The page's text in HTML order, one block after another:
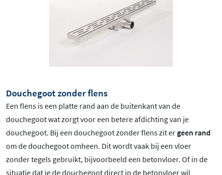
Douchegoot zonder flens
Een flens is een platte rand aan de buitenkant van de
douchegoot wat zorgt voor een betere afdichting van je
douchegoot. Bij een douchegoot zonder flens zit er geen rand
om de douchegoot omheen. Dit wordt vaak bij een vloer
zonder tegels gebruikt, bijvoorbeeld een betonvloer. Of in de
situatie dat je de douchegoot direct in de betonvloer wil